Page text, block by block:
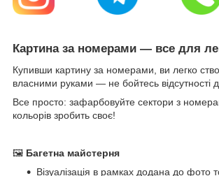
Картина за номерами — все для
Купивши картину за номерами, ви легко
власними руками — не бойтесь відсутності
Все просто: зафарбовуйте сектори з
кольорів зробить своє!
🖼 Багетна майстерня
Візуалізація в рамках додана до фото